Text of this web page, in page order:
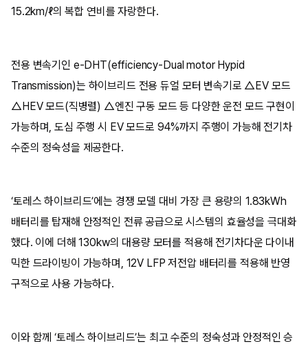
15.2km/ℓ의 복합 연비를 자랑한다.
전용 변속기인 e-DHT(efficiency-Dual motor Hypid
Transmission)는 하이브리드 전용 듀얼 모터 변속기로 △EV 모드
△HEV 모드(직병렬) △엔진 구동 모드 등 다양한 운전 모드 구현이
가능하며, 도심 주행 시 EV 모드로 94%까지 주행이 가능해 전기차
수준의 정숙성을 제공한다.
‘토레스 하이브리드’에는 경쟁 모델 대비 가장 큰 용량의 1.83kWh
배터리를 탑재해 안정적인 전류 공급으로 시스템의 효율성을 극대화
했다. 이에 더해 130kw의 대용량 모터를 적용해 전기차다운 다이내
믹한 드라이빙이 가능하며, 12V LFP 저전압 배터리를 적용해 반영
구적으로 사용 가능하다.
이와 함께 ‘토레스 하이브리드’는 최고 수준의 정숙성과 안정적인 승